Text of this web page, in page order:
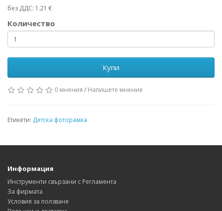
без ДДС: 1.21 €
Количество
Купи
0 мнения / Напишете мнение
Етикети: Детска фоторамка
Информация
Инструменти свързани с Регламента
За фирмата
Условия за ползване